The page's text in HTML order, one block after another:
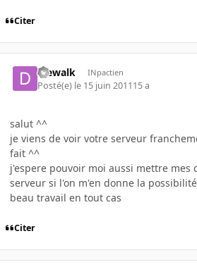
Citer
diewalk INpactien
Posté(e) le 15 juin 201115 a
salut ^^
je viens de voir votre serveur
fait ^^
j'espere pouvoir moi aussi mettre mes
serveur si l'on m'en donne la
beau travail en tout cas
Citer